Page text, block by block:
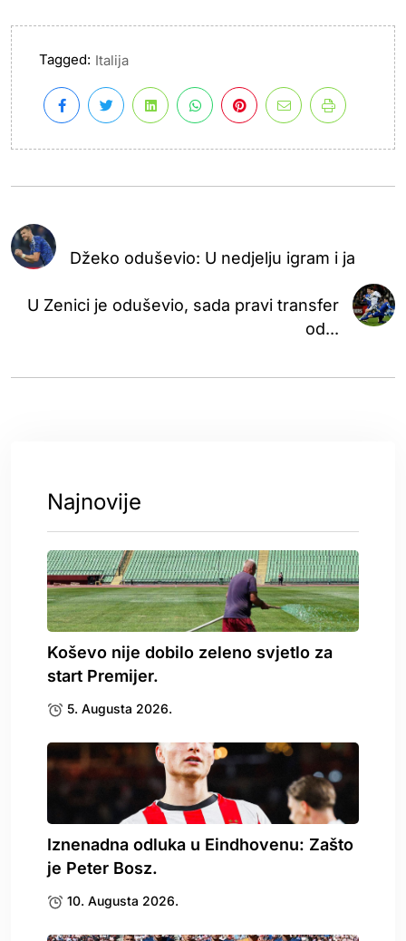
Tagged: Italija
Džeko oduševio: U nedjelju igram i ja
U Zenici je oduševio, sada pravi transfer
od...
Najnovije
Koševo nije dobilo zeleno svjetlo za
start Premijer.
5. Augusta 2026.
Iznenadna odluka u Eindhovenu: Zašto
je Peter Bosz.
10. Augusta 2026.